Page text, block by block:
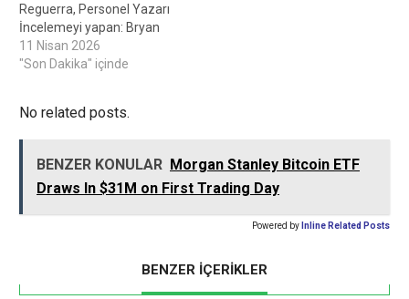
Reguerra, Personel Yazarı
İncelemeyi yapan: Bryan
O'Shea, Personel
EditörüHong Kong,
verdi 10 Nisan 2026Hong
Kong, yeni rejimi
Financial ve HSBC'nin Hong
Kong bankacılık kolunu
11 Nisan 2026
"Son Dakika" içinde
No related posts.
BENZER KONULAR Morgan Stanley Bitcoin ETF
Draws In $31M on First Trading Day
Powered by Inline Related Posts
BENZER İÇERİKLER